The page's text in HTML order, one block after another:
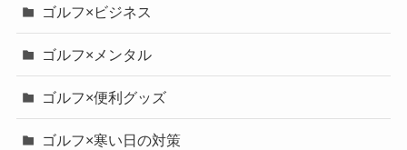
ゴルフ×ビジネス
ゴルフ×メンタル
ゴルフ×便利グッズ
ゴルフ×寒い日の対策